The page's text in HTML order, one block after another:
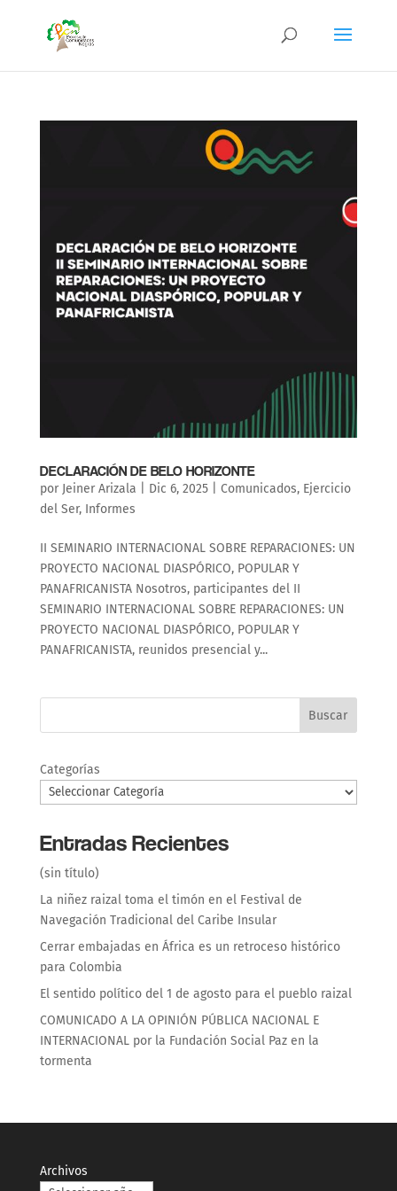
DECLARACIÓN DE BELO HORIZONTE
por Jeiner Arizala Dic 6, 2025| Comunicados, Ejercicio
del Ser, Informes
II SEMINARIO INTERNACIONAL SOBRE REPARACIONES: UN
PROYECTO NACIONAL DIASPÓRICO, POPULAR Y
PANAFRICANISTA Nosotros, participantes del II
SEMINARIO INTERNACIONAL SOBRE REPARACIONES: UN
PROYECTO NACIONAL DIASPÓRICO, POPULAR Y
PANAFRICANISTA, reunidos presencial y...
Buscar
Categorías
Entradas Recientes
(sin título)
La niñez raizal toma el timón en el Festival de
Navegación Tradicional del Caribe Insular
Cerrar embajadas en África es un retroceso histórico
para Colombia
El sentido político del 1 de agosto para el pueblo raizal
COMUNICADO A LA OPINIÓN PÚBLICA NACIONAL E
INTERNACIONAL por la Fundación Social Paz en la
tormenta
Archivos